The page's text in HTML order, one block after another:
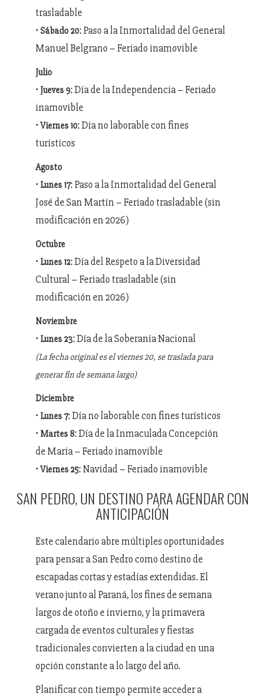
trasladable
• Sábado 20: Paso a la Inmortalidad del General
Manuel Belgrano – Feriado inamovible
Julio
• Jueves 9: Día de la Independencia – Feriado
inamovible
• Viernes 10: Día no laborable con fines
turísticos
Agosto
• Lunes 17: Paso a la Inmortalidad del General
José de San Martín – Feriado trasladable (sin
modificación en 2026)
Octubre
• Lunes 12: Día del Respeto a la Diversidad
Cultural – Feriado trasladable (sin
modificación en 2026)
Noviembre
• Lunes 23: Día de la Soberanía Nacional
(La fecha original es el viernes 20, se traslada para
generar fin de semana largo)
Diciembre
• Lunes 7: Día no laborable con fines turísticos
• Martes 8: Día de la Inmaculada Concepción
de María – Feriado inamovible
• Viernes 25: Navidad – Feriado inamovible
SAN PEDRO, UN DESTINO PARA AGENDAR CON
ANTICIPACIÓN
Este calendario abre múltiples oportunidades
para pensar a San Pedro como destino de
escapadas cortas y estadías extendidas. El
verano junto al Paraná, los fines de semana
largos de otoño e invierno, y la primavera
cargada de eventos culturales y fiestas
tradicionales convierten a la ciudad en una
opción constante a lo largo del año.
Planificar con tiempo permite acceder a